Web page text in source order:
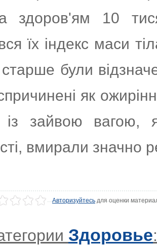
здоров'ям 10
їх індекс маси
старше були
як
із зайвою вагою,
вмирали значно
Авторизуйтесьдля оценки
Здоровье: